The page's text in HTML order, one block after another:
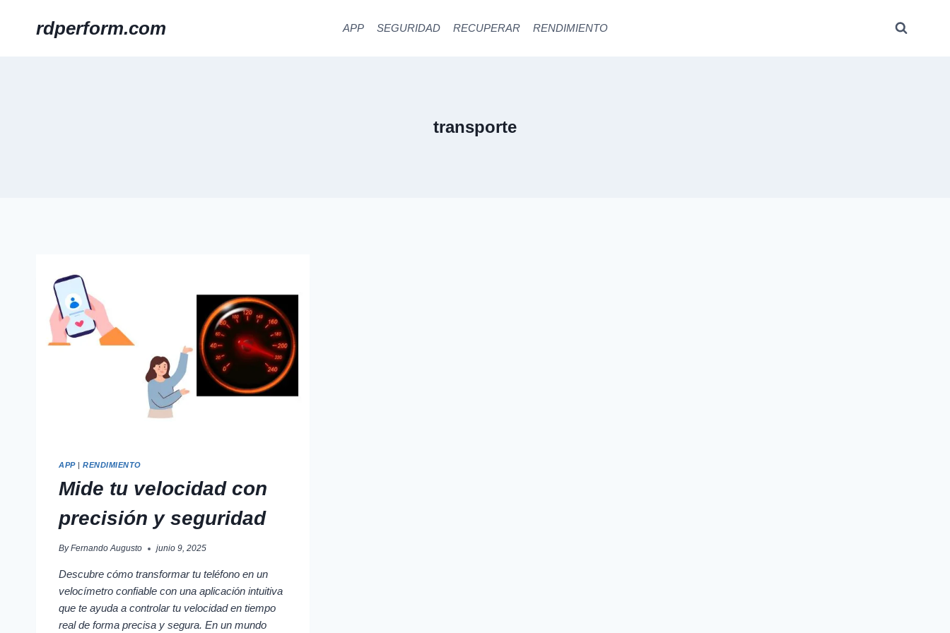
rdperform.com APP SEGURIDAD RECUPERAR RENDIMIENTO
transporte
APP|RENDIMIENTO
Mide tu velocidad con
precisión y seguridad
By Fernando Augusto junio 9, 2025
Descubre cómo transformar tu teléfono en un
velocímetro confiable con una aplicación intuitiva
que te ayuda a controlar tu velocidad en tiempo
real de forma precisa y segura. En un mundo